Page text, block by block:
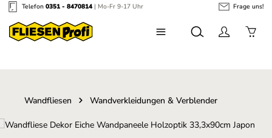
Zum Hauptinhalt springen
Telefon 0351 - 8470814| Mo-Fr 9-17 Uhr Frage uns!
Wandfliesen Wandverkleidungen & Verblender
Bildergalerie überspringen